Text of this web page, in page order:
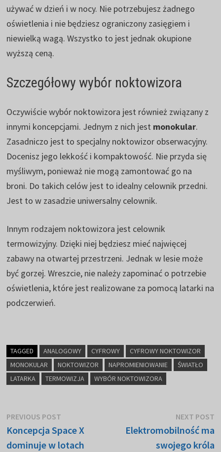
używać w dzień i w nocy. Nie potrzebujesz żadnego
oświetlenia i nie będziesz ograniczony zasięgiem i
niewielką wagą. Wszystko to jest jednak okupione
wyższą ceną.
Szczegółowy wybór noktowizora
Oczywiście wybór noktowizora jest również związany z
innymi koncepcjami. Jednym z nich jest monokular.
Zasadniczo jest to specjalny noktowizor obserwacyjny.
Docenisz jego lekkość i kompaktowość. Nie przyda się
myśliwym, ponieważ nie mogą zamontować go na
broni. Do takich celów jest to idealny celownik przedni.
Jest to w zasadzie uniwersalny celownik.
Innym rodzajem noktowizora jest celownik
termowizyjny. Dzięki niej będziesz mieć najwięcej
zabawy na otwartej przestrzeni. Jednak w lesie może
być gorzej. Wreszcie, nie należy zapominać o potrzebie
oświetlenia, które jest realizowane za pomocą latarki na
podczerwień.
TAGGED ANALOGOWY CYFROWY
CYFROWY NOKTOWIZOR
MONOKULAR
NOKTOWIZOR NAPROMIENIOWANIE
ŚWIATŁO
LATARKA
TERMOWIZJA WYBÓR NOKTOWIZORA
Nawigacja
wpisu
PREVIOUS POST
post:
Koncepcja Space X
dominuje w lotach
NEXT POST
Elektromobilność ma
swojego króla